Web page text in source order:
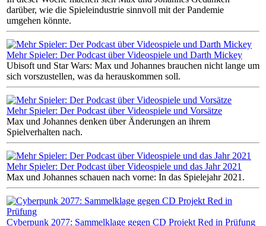
darüber, wie die Spieleindustrie sinnvoll mit der Pandemie
umgehen könnte.
Mehr Spieler: Der Podcast über Videospiele und Darth Mickey
Ubisoft und Star Wars: Max und Johannes brauchen nicht lange um
sich vorszustellen, was da herauskommen soll.
Mehr Spieler: Der Podcast über Videospiele und Vorsätze
Max und Johannes denken über Änderungen an ihrem
Spielverhalten nach.
Mehr Spieler: Der Podcast über Videospiele und das Jahr 2021
Max und Johannes schauen nach vorne: In das Spielejahr 2021.
Cyberpunk 2077: Sammelklage gegen CD Projekt Red in Prüfung